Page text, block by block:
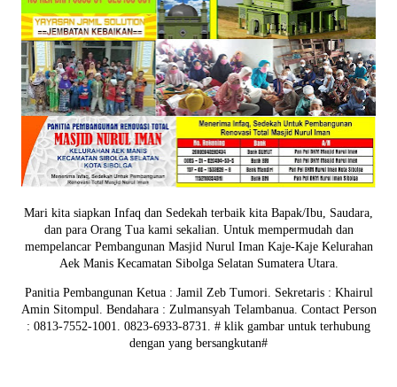
Mari kita siapkan Infaq dan Sedekah terbaik kita Bapak/Ibu, Saudara,
dan para Orang Tua kami sekalian. Untuk mempermudah dan
mempelancar Pembangunan Masjid Nurul Iman Kaje-Kaje Kelurahan
Aek Manis Kecamatan Sibolga Selatan Sumatera Utara.
Panitia Pembangunan Ketua : Jamil Zeb Tumori. Sekretaris : Khairul
Amin Sitompul. Bendahara : Zulmansyah Telambanua. Contact Person
: 0813-7552-1001. 0823-6933-8731. # klik gambar untuk terhubung
dengan yang bersangkutan#